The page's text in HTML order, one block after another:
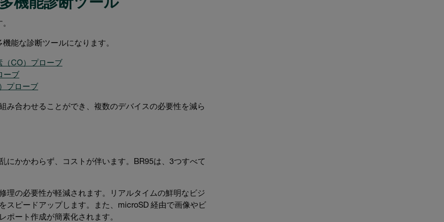
機能診断ツール
能な診断ツールになります。
（CO）プローブ
ーブ
プローブ
み合わせることができ、複数のデバイスの必要性を減ら
にかかわらず、コストが伴います。BR95は、3つすべて
理の必要性が軽減されます。リアルタイムの鮮明なビジ
スピードアップします。また、microSD 経由で画像やビ
ポート作成が簡素化されます。